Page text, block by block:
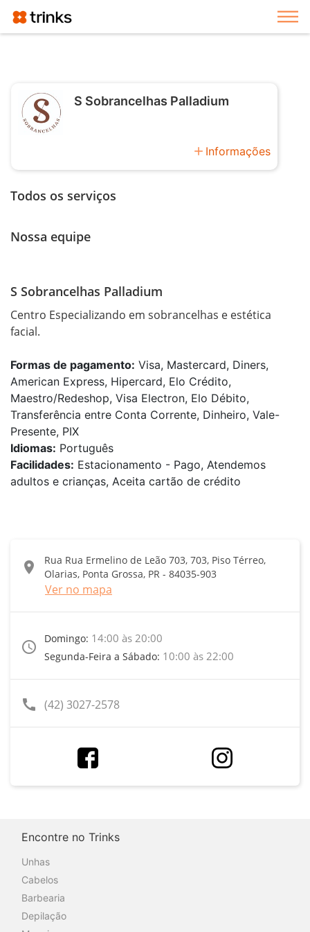
S Sobrancelhas Palladium
add Informações
Todos os serviços
Nossa equipe
S Sobrancelhas Palladium
Centro Especializando em sobrancelhas e estética
facial.
Formas de pagamento: Visa, Mastercard, Diners,
American Express, Hipercard, Elo Crédito,
Maestro/Redeshop, Visa Electron, Elo Débito,
Transferência entre Conta Corrente, Dinheiro, Vale-
Presente, PIX
Idiomas: Português
Facilidades: Estacionamento - Pago, Atendemos
adultos e crianças, Aceita cartão de crédito
location_on
Rua Rua Ermelino de Leão 703, 703, Piso Térreo,
Olarias, Ponta Grossa, PR - 84035-903
Ver no mapa
access_time
Domingo: 14:00 às 20:00
Segunda-Feira a Sábado: 10:00 às 22:00
call (42) 3027-2578
Encontre no Trinks
Unhas
Cabelos
Barbearia
Depilação